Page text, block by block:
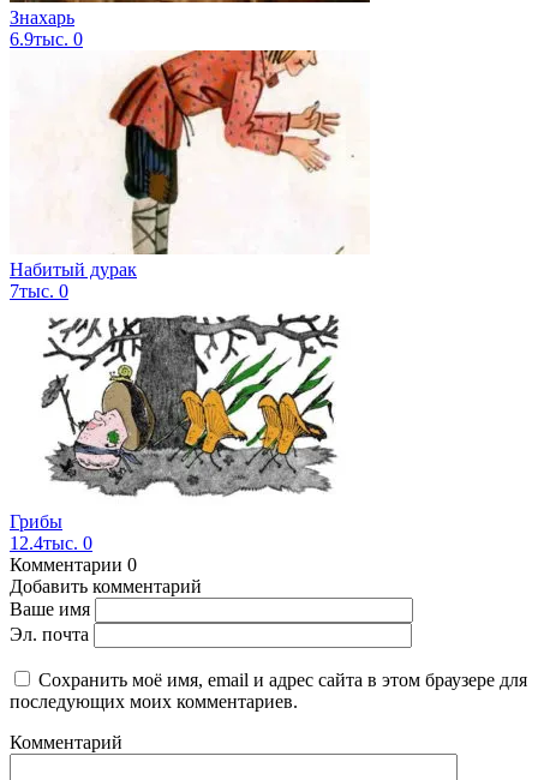
Знахарь
6.9тыс. 0
Набитый дурак
7тыс. 0
Грибы
12.4тыс. 0
Комментарии 0
Добавить комментарий
Ваше имя
Эл. почта
Сохранить моё имя, email и адрес сайта в этом браузере для
последующих моих комментариев.
Комментарий